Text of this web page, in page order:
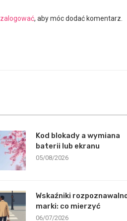
zalogować, aby móc dodać komentarz.
Kod blokady a wymiana
baterii lub ekranu
05/08/2026
Wskaźniki
marki: co mierzyć
06/07/2026